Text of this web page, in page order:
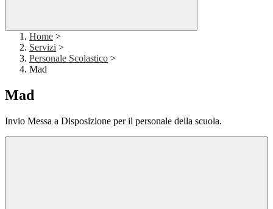
Home >
Servizi >
Personale Scolastico >
Mad
Mad
Invio Messa a Disposizione per il personale della scuola.